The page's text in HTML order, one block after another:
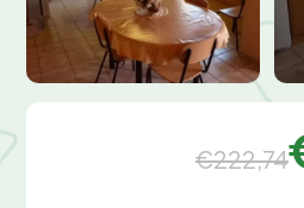
€222,74